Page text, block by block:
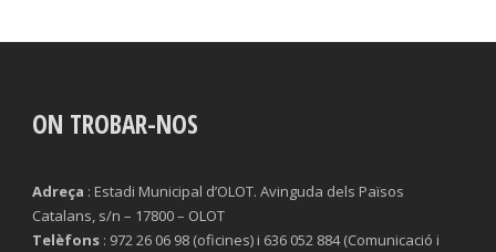
ON TROBAR-NOS
Adreça : Estadi Municipal d’OLOT. Avinguda dels Països
Catalans, s/n – 17800 – OLOT
Telèfons : 972 26 06 98 (oficines) i 636 052 884 (Comunicació i